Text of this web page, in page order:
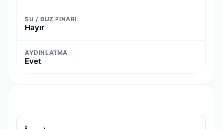
SU / BUZ PINARI
Hayır
AYDINLATMA
Evet